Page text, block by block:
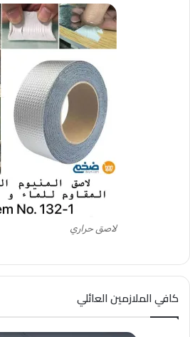
لاصق حراري
كافي الملازمين العائلي